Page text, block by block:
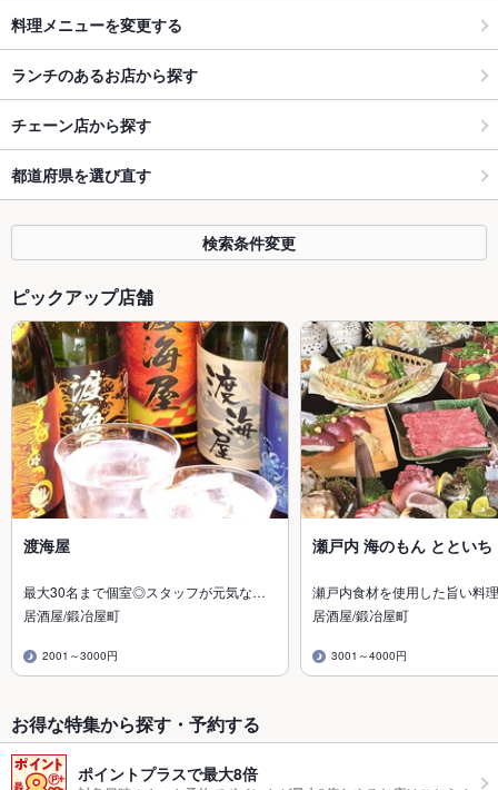
料理メニューを変更する
ランチのあるお店から探す
チェーン店から探す
都道府県を選び直す
検索条件変更
ピックアップ店舗
渡海屋
最大30名まで個室◎スタッフが元気な…
居酒屋/鍛冶屋町
2001～3000円
瀬戸内 海のもん とといち
瀬戸内食材を使用した旨い料
居酒屋/鍛冶屋町
3001～4000円
お得な特集から探す・予約する
ポイントプラスで最大8倍